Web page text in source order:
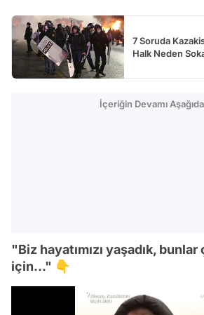
7 Soruda
Halk Neden
İçeriğin Devamı Aşağıda
"Biz hayatımızı yaşadık, bunlar
için..." 👇